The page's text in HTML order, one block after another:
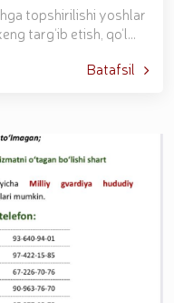
topshirilishi yoshlar
targ‘ib etish, qo‘l
Batafsil